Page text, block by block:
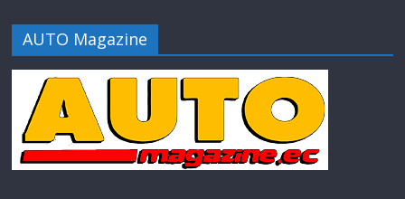
AUTO Magazine